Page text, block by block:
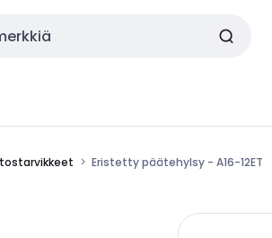
Eristetty päätehylsy - A16-12ET